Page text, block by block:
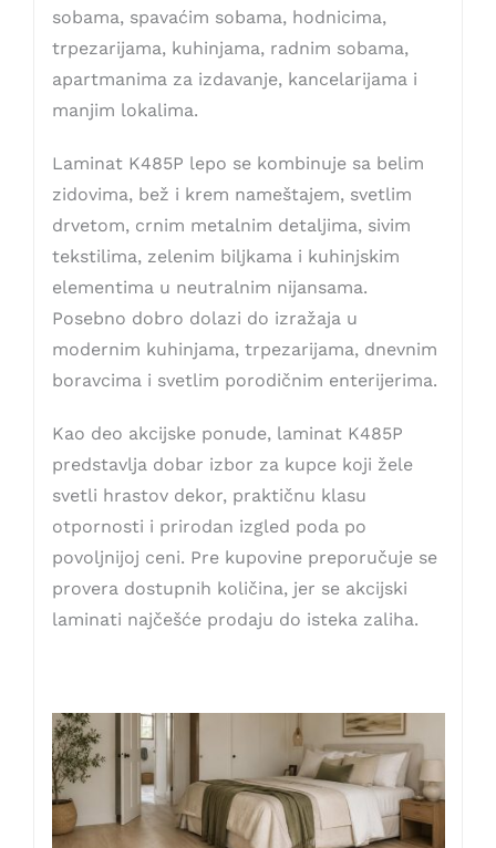
sobama, spavaćim sobama, hodnicima,
trpezarijama, kuhinjama, radnim sobama,
apartmanima za izdavanje, kancelarijama i
manjim lokalima.
Laminat K485P lepo se kombinuje sa belim
zidovima, bež i krem nameštajem, svetlim
drvetom, crnim metalnim detaljima, sivim
tekstilima, zelenim biljkama i kuhinjskim
elementima u neutralnim nijansama.
Posebno dobro dolazi do izražaja u
modernim kuhinjama, trpezarijama, dnevnim
boravcima i svetlim porodičnim enterijerima.
Kao deo akcijske ponude, laminat K485P
predstavlja dobar izbor za kupce koji žele
svetli hrastov dekor, praktičnu klasu
otpornosti i prirodan izgled poda po
povoljnijoj ceni. Pre kupovine preporučuje se
provera dostupnih količina, jer se akcijski
laminati najčešće prodaju do isteka zaliha.